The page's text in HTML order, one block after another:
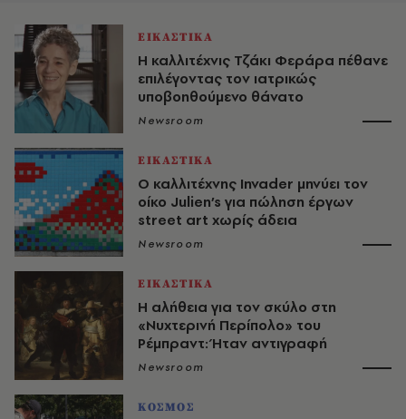
ΕΙΚΑΣΤΙΚΑ
Η καλλιτέχνις Τζάκι Φεράρα πέθανε
επιλέγοντας τον ιατρικώς
υποβοηθούμενο θάνατο
Newsroom
ΕΙΚΑΣΤΙΚΑ
Ο καλλιτέχνης Invader μηνύει τον
οίκο Julien’s για πώληση έργων
street art χωρίς άδεια
Newsroom
ΕΙΚΑΣΤΙΚΑ
Η αλήθεια για τον σκύλο στη
«Νυχτερινή Περίπολο» του
Ρέμπραντ: Ήταν αντιγραφή
Newsroom
ΚΟΣΜΟΣ